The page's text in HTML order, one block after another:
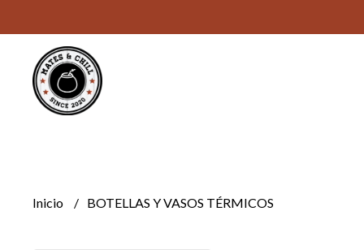
Inicio BOTELLAS Y VASOS TÉRMICOS